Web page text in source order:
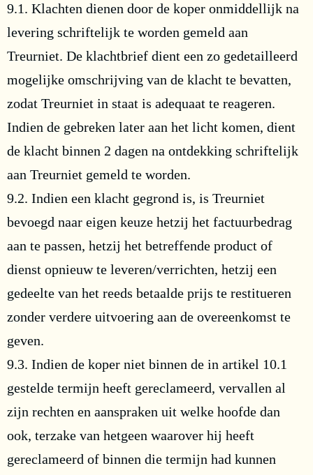
9.1. Klachten dienen door de koper onmiddellijk na
levering schriftelijk te worden gemeld aan
Treurniet. De klachtbrief dient een zo gedetailleerd
mogelijke omschrijving van de klacht te bevatten,
zodat Treurniet in staat is adequaat te reageren.
Indien de gebreken later aan het licht komen, dient
de klacht binnen 2 dagen na ontdekking schriftelijk
aan Treurniet gemeld te worden.
9.2. Indien een klacht gegrond is, is Treurniet
bevoegd naar eigen keuze hetzij het factuurbedrag
aan te passen, hetzij het betreffende product of
dienst opnieuw te leveren/verrichten, hetzij een
gedeelte van het reeds betaalde prijs te restitueren
zonder verdere uitvoering aan de overeenkomst te
geven.
9.3. Indien de koper niet binnen de in artikel 10.1
gestelde termijn heeft gereclameerd, vervallen al
zijn rechten en aanspraken uit welke hoofde dan
ook, terzake van hetgeen waarover hij heeft
gereclameerd of binnen die termijn had kunnen